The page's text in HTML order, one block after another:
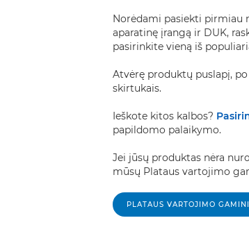
Norėdami pasiekti pirmiau
aparatinę įrangą ir DUK,
pasirinkite vieną iš
Atvėrę produktų puslapį,
skirtukais.
Ieškote kitos kalbos?
papildomo palaikymo.
Jei jūsų produktas nėra
mūsų Plataus vartojimo
PLATAUS VARTOJIMO